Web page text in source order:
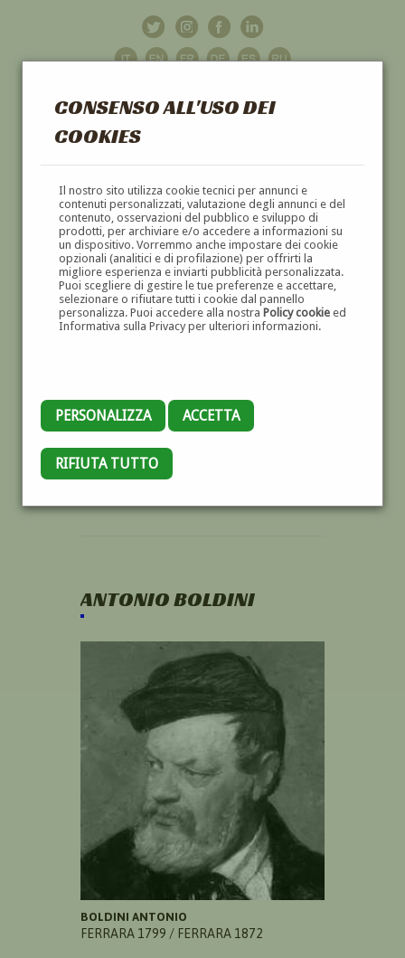
CONSENSO ALL'USO DEI
COOKIES
Il nostro sito utilizza cookie tecnici per annunci e
contenuti personalizzati, valutazione degli annunci e del
contenuto, osservazioni del pubblico e sviluppo di
prodotti, per archiviare e/o accedere a informazioni su
un dispositivo. Vorremmo anche impostare dei cookie
opzionali (analitici e di profilazione) per offrirti la
migliore esperienza e inviarti pubblicità personalizzata.
Puoi scegliere di gestire le tue preferenze e accettare,
selezionare o rifiutare tutti i cookie dal pannello
personalizza. Puoi accedere alla nostra Policy cookieed
Informativa sulla Privacy per ulteriori informazioni.
PERSONALIZZA ACCETTA
RIFIUTA TUTTO
GALLERIAD'ARTE
DIPINTI E SCULTURE '800 E '900
ANTONIO BOLDINI
BOLDINI ANTONIO
FERRARA 1799 / FERRARA 1872